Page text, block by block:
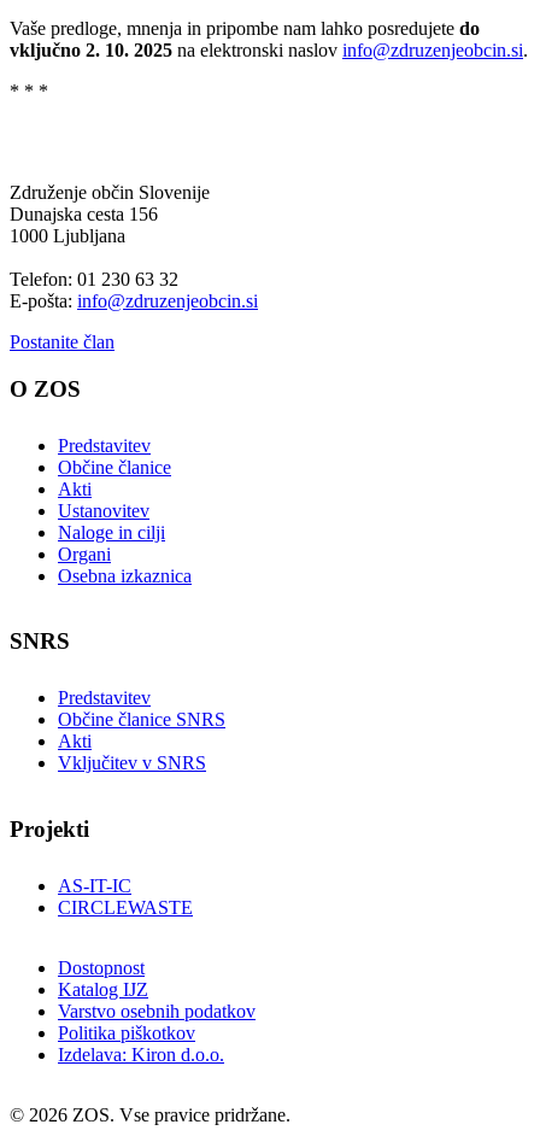
Vaše predloge, mnenja in pripombe nam lahko posredujete do
vključno 2. 10. 2025 na elektronski naslov info@zdruzenjeobcin.si.
* * *
Združenje občin Slovenije
Dunajska cesta 156
1000 Ljubljana
Telefon: 01 230 63 32
E-pošta: info@zdruzenjeobcin.si
Postanite član
O ZOS
Predstavitev
Občine članice
Akti
Ustanovitev
Naloge in cilji
Organi
Osebna izkaznica
SNRS
Predstavitev
Občine članice SNRS
Akti
Vključitev v SNRS
Projekti
AS-IT-IC
CIRCLEWASTE
© 2026 ZOS. Vse pravice pridržane.
Dostopnost
Katalog IJZ
Varstvo osebnih podatkov
Politika piškotkov
Izdelava: Kiron d.o.o.